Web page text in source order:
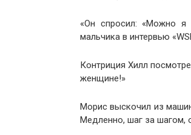
«Он спросил: «Можно я
мальчика в интервью
Контриция Хилл
женщине!»
Морис выскочил из
Медленно, шаг за шагом,